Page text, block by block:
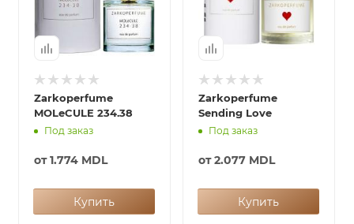
Zarkoperfume
MOLeCULE 234.38
Под заказ
от1.774 MDL
Купить
Zarkoperfume
Sending Love
Под заказ
от2.077 MDL
Купить